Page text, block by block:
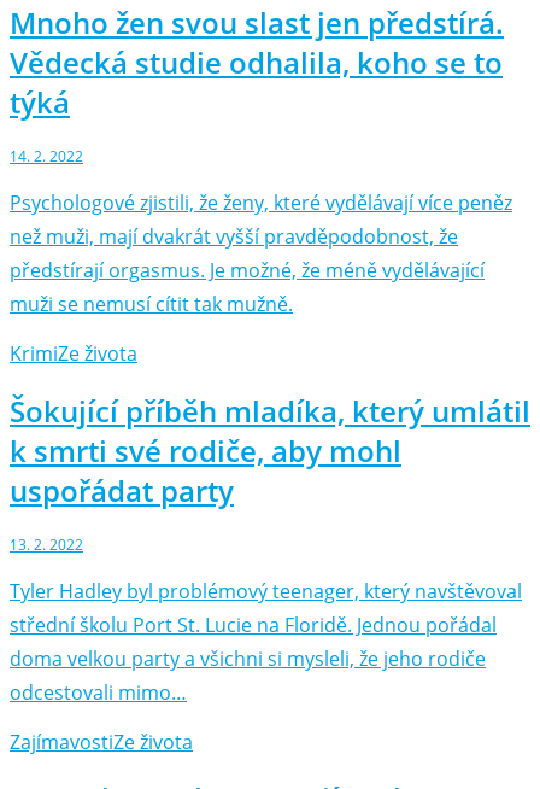
Mnoho žen svou slast jen předstírá.
Vědecká studie odhalila, koho se to
týká
14. 2. 2022
Psychologové zjistili, že ženy, které vydělávají více peněz
než muži, mají dvakrát vyšší pravděpodobnost, že
předstírají orgasmus. Je možné, že méně vydělávající
muži se nemusí cítit tak mužně.
KrimiZe života
Šokující příběh mladíka, který umlátil
k smrti své rodiče, aby mohl
uspořádat party
13. 2. 2022
Tyler Hadley byl problémový teenager, který navštěvoval
střední školu Port St. Lucie na Floridě. Jednou pořádal
doma velkou party a všichni si mysleli, že jeho rodiče
odcestovali mimo…
ZajímavostiZe života